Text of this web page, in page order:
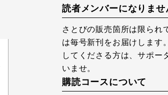
読者メンバーになりませ
さとびの販売箇所は限られ
は毎号新刊をお届けします
してくださる方は、サポー
いませ。
購読コースについて